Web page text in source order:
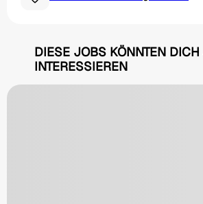
DIESE JOBS KÖNNTEN DICH
INTERESSIEREN